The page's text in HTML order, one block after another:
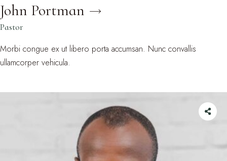
John Portman
Pastor
Morbi congue ex ut libero porta accumsan. Nunc convallis
ullamcorper vehicula.